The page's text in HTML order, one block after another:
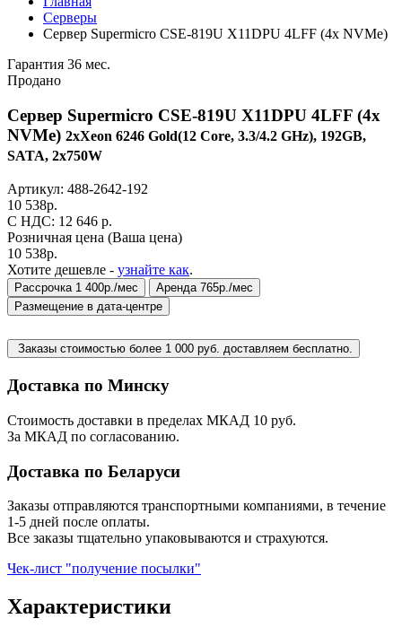
Серверы
Сервер Supermicro CSE-819U X11DPU 4LFF (4x NVMe)
Гарантия 36 мес.
Продано
Сервер Supermicro CSE-819U X11DPU 4LFF (4x
NVMe) 2xXeon 6246 Gold(12 Core, 3.3/4.2 GHz), 192GB,
SATA, 2x750W
Артикул: 488-2642-192
10 538р.
C НДС: 12 646 р.
Розничная цена (Ваша цена)
10 538р.
Хотите дешевле - узнайте как.
Рассрочка 1 400р./мес
Аренда 765р./мес
Размещение в дата-центре
Заказы стоимостью более 1 000 руб. доставляем бесплатно.
Доставка по Минску
Стоимость доставки в пределах МКАД 10 руб.
За МКАД по согласованию.
Доставка по Беларуси
Заказы отправляются транспортными компаниями, в течение
1-5 дней после оплаты.
Все заказы тщательно упаковываются и страхуются.
Чек-лист "получение посылки"
Характеристики